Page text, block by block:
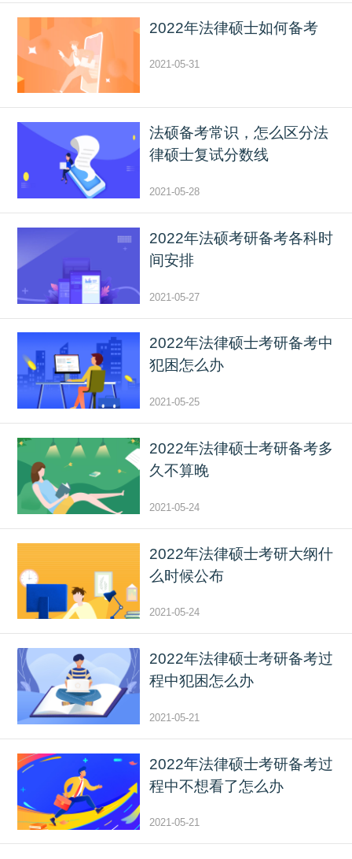
2022年法律硕士如何备考
2021-05-31
法硕备考常识，怎么区分法
律硕士复试分数线
2021-05-28
2022年法硕考研备考各科时
间安排
2021-05-27
2022年法律硕士考研备考中
犯困怎么办
2021-05-25
2022年法律硕士考研备考多
久不算晚
2021-05-24
2022年法律硕士考研大纲什
么时候公布
2021-05-24
2022年法律硕士考研备考过
程中犯困怎么办
2021-05-21
2022年法律硕士考研备考过
程中不想看了怎么办
2021-05-21